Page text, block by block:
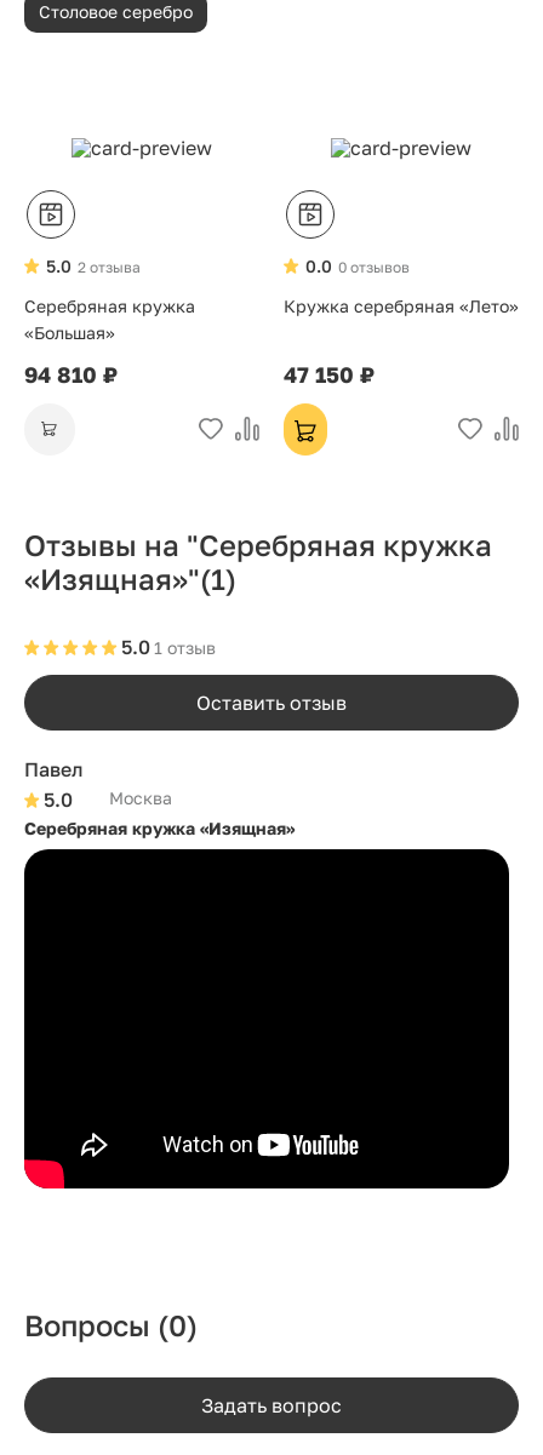
Столовое серебро
2 отзыва
5.0
Серебряная кружка
«Большая»
94 810 ₽
0 отзывов
0.0
Кружка серебряная «Лето»
47 150 ₽
Отзывы на "Серебряная кружка
«Изящная»"(1)
1 отзыв
5.0
Оставить отзыв
Павел
5.0
Москва
Серебряная кружка «Изящная»
Вопросы (0)
Задать вопрос